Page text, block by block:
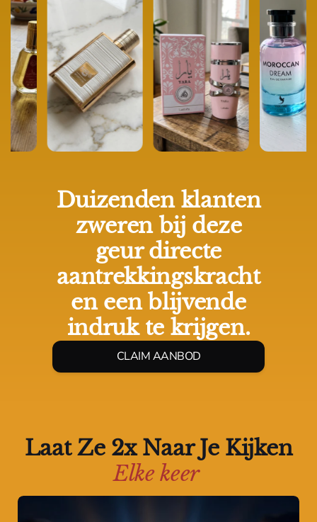
Topnoten:
bergamot, groene appel
Hartnoten: jasmijn, oranjebloesem
Basisnoten:vanille, sandelhout, musk
Type:
Eau de Parfum
Inhoud:50 ml
Geschikt voor:Dames
Duizenden klanten
zweren bij deze
geur directe
aantrekkingskracht
en een blijvende
indruk te krijgen.
CLAIM AANBOD
Laat Ze 2x Naar Je Kijken
Elke keer